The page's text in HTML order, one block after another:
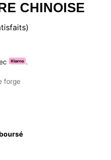
CHINOISE
.
forge